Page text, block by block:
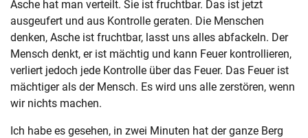
Asche hat man verteilt. Sie ist fruchtbar. Das ist jetzt
ausgeufert und aus Kontrolle geraten. Die Menschen
denken, Asche ist fruchtbar, lasst uns alles abfackeln. Der
Mensch denkt, er ist mächtig und kann Feuer kontrollieren,
verliert jedoch jede Kontrolle über das Feuer. Das Feuer ist
mächtiger als der Mensch. Es wird uns alle zerstören, wenn
wir nichts machen.
Ich habe es gesehen, in zwei Minuten hat der ganze Berg